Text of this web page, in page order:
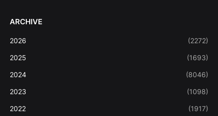
ARCHIVE
2026 (2272)
2025 (1693)
2024 (8046)
2023 (1098)
2022 (1917)